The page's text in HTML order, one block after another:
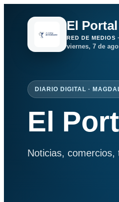
El
RED DE MEDIOS
viernes, 7 de
DIARIO DIGITAL ·
El
Noticias,